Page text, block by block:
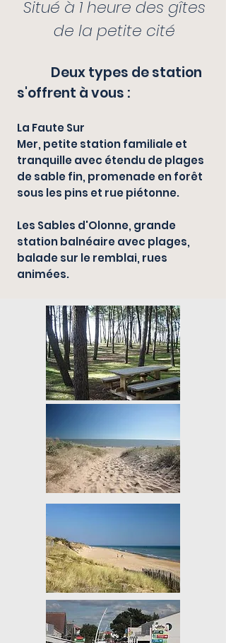
Situé à 1 heure des gîtes
de la petite cité
Deux types de station
s'offrent à vous :
La Faute Sur
Mer, petite station familiale et
tranquille avec étendu de plages
de sable fin, promenade en forêt
sous les pins et rue piétonne.
Les Sables d'Olonne, grande
station balnéaire avec plages,
balade sur le remblai, rues
animées.